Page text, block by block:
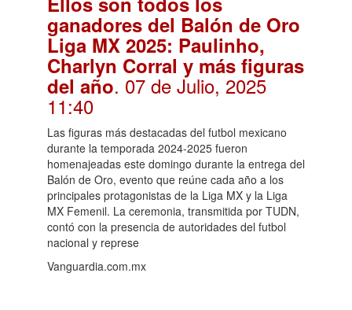
ganadores del Balón de Oro
Liga MX 2025: Paulinho,
Charlyn Corral y más figuras
del año. 07 de Julio, 2025
11:40
Las figuras más destacadas del futbol mexicano
durante la temporada 2024-2025 fueron
homenajeadas este domingo durante la entrega del
Balón de Oro, evento que reúne cada año a los
principales protagonistas de la Liga MX y la Liga
MX Femenil. La ceremonia, transmitida por TUDN,
contó con la presencia de autoridades del futbol
nacional y represe
Vanguardia.com.mx